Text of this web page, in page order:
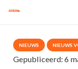
NIEUWS NIEUWS
Gepubliceerd: 6